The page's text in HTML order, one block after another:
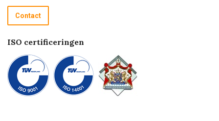
Recycle programma
Betalen
Contact
ISO certificeringen